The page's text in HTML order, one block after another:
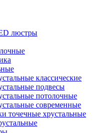
люстры
классические
подвесы
потолочные
современные
точечные хрустальные